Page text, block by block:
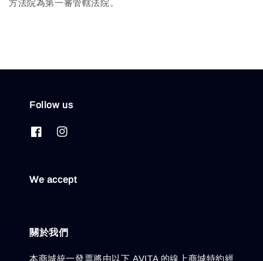
方法院為第一審管轄法院。
Follow us
We accept
關於我們
本商城統一發票將由以下 AVITA 的線上商城特約經